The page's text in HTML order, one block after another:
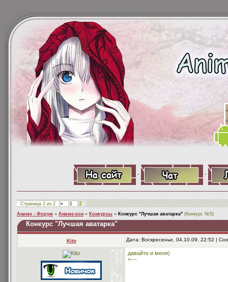
· ·
Страница 2 из 2 « 1 2
Аниме - Форум » Аниме-кон » Конкурсы » Конкурс "Лучшая аватарка" (Конкурс №5)
Конкурс "Лучшая аватарка"
Kito Дата: Воскресенье, 04.10.09, 22:52 |
давайте и меня)
<---